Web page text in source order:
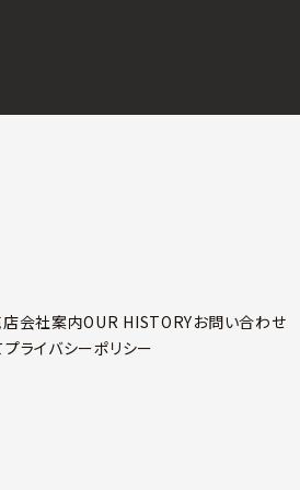
会社案内OUR HISTORYお問い合わせ
プライバシーポリシー